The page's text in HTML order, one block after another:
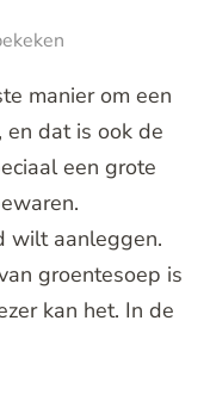
manier om een
en dat is ook de
een grote
wilt aanleggen.
groentesoep is
kan het. In de